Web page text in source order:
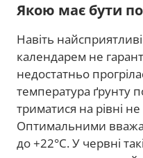
Якою має бути
Навіть
календарем не
недостатньо
температура ґрунту
триматися на рівні
Оптимальними
до +22°C. У червні